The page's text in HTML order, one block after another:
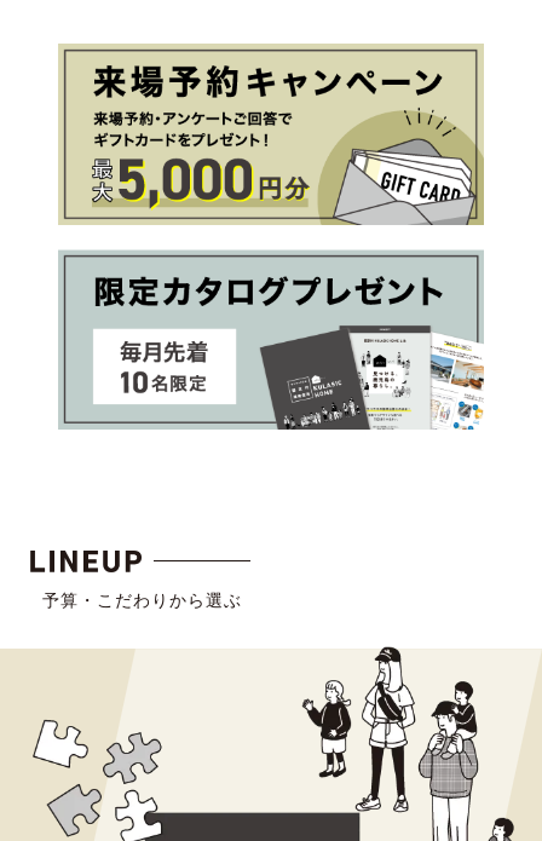
予算・こだわりから選ぶ